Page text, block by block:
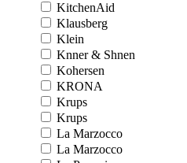
KitchenAid
Klausberg
Klein
Knner & Shnen
Kohersen
KRONA
Krups
Krups
La Marzocco
La Marzocco